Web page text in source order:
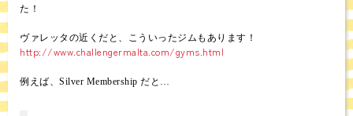
た！
ヴァレッタの近くだと、こういったジムもあります！
http://www.challengermalta.com/gyms.html
例えば、Silver Membership だと…